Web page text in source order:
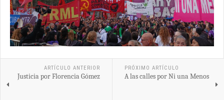
ARTÍCULO ANTERIOR
Justicia por Florencia Gómez
PRÓXIMO ARTÍCULO
A las calles por Ni una Menos